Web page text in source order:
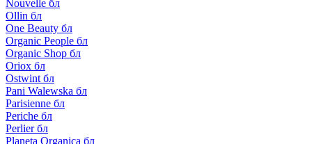
Nouvelle бл
Ollin бл
One Beauty бл
Organic People бл
Organic Shop бл
Oriox бл
Ostwint бл
Pani Walewska бл
Parisienne бл
Periche бл
Perlier бл
Planeta Organica бл